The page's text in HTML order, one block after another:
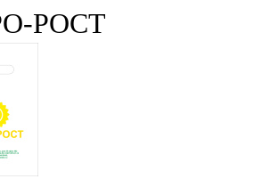
РОСТ